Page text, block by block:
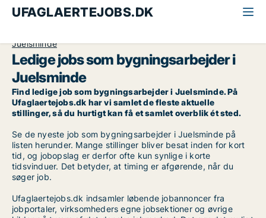
UFAGLAERTEJOBS.DK
Juelsminde
Ledige jobs som bygningsarbejder i
Juelsminde
Find ledige job som bygningsarbejder i Juelsminde. På
Ufaglaertejobs.dk har vi samlet de fleste aktuelle
stillinger, så du hurtigt kan få et samlet overblik ét sted.
Se de nyeste job som bygningsarbejder i Juelsminde på
listen herunder. Mange stillinger bliver besat inden for kort
tid, og jobopslag er derfor ofte kun synlige i korte
tidsvinduer. Det betyder, at timing er afgørende, når du
søger job.
Ufaglaertejobs.dk indsamler løbende jobannoncer fra
jobportaler, virksomheders egne jobsektioner og øvrige